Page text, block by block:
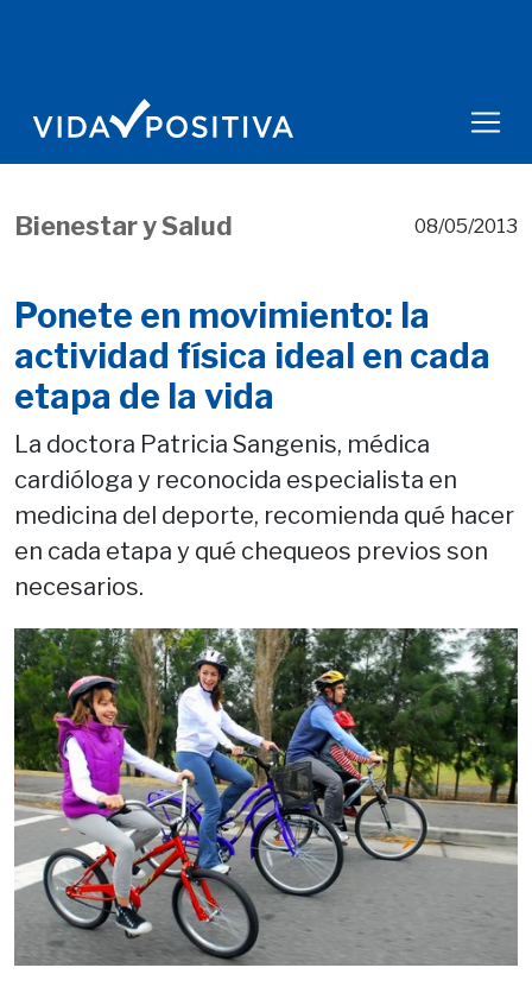
Bienestar y Salud 08/05/2013
Ponete en movimiento: la
actividad física ideal en cada
etapa de la vida
La doctora Patricia Sangenis, médica
cardióloga y reconocida especialista en
medicina del deporte, recomienda qué hacer
en cada etapa y qué chequeos previos son
necesarios.